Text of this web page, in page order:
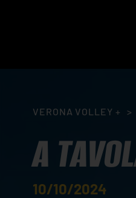
VERONA VOLLEY + >
A
10/10/2024